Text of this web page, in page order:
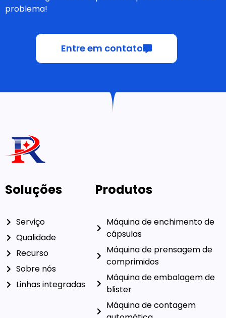
problema!
Entre em contato
Soluções
Serviço
Qualidade
Recurso
Sobre nós
Linhas integradas
Produtos
Máquina de enchimento de
cápsulas
Máquina de prensagem de
comprimidos
Máquina de embalagem de
blister
Máquina de contagem